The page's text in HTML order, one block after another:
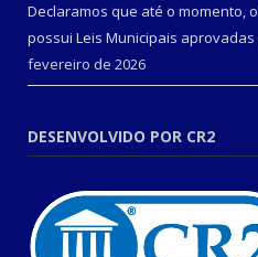
Declaramos que até o momento,
possui Leis Municipais
fevereiro de 2026
DESENVOLVIDO POR CR2